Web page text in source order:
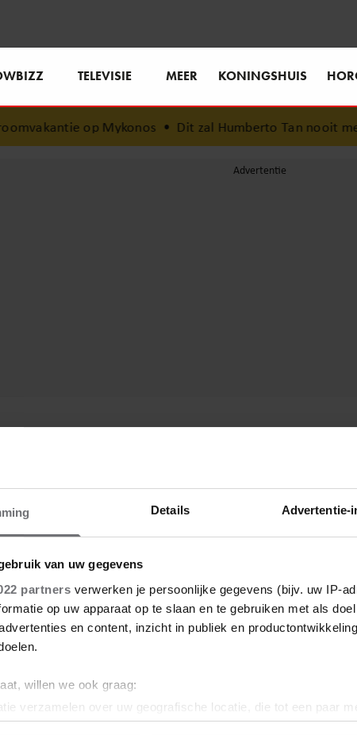
Details Advertentie-
van uw gegevens
partners verwerken je persoonlijke gegevens (bijv. uw IP-
op uw apparaat op te slaan en te gebruiken met als
en content, inzicht in publiek en
willen we ook graag:
verzamelen over uw geografische locatie, die tot een paar
identificeren door het actief te scannen op specifieke
TELEVISIE MEER KONINGSHUIS
op Mykonos•Dit zal Humberto Tan nooit meer